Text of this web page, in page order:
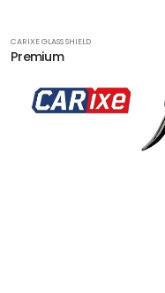
CARIXE GLASS SHIELD
Premium